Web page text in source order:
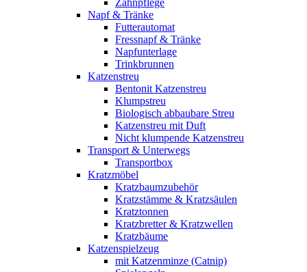
Zahnpflege
Napf & Tränke
Futterautomat
Fressnapf & Tränke
Napfunterlage
Trinkbrunnen
Katzenstreu
Bentonit Katzenstreu
Klumpstreu
Biologisch abbaubare Streu
Katzenstreu mit Duft
Nicht klumpende Katzenstreu
Transport & Unterwegs
Transportbox
Kratzmöbel
Kratzbaumzubehör
Kratzstämme & Kratzsäulen
Kratztonnen
Kratzbretter & Kratzwellen
Kratzbäume
Katzenspielzeug
mit Katzenminze (Catnip)